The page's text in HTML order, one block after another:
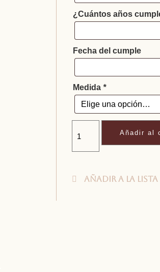
¿Cuántos años
Fecha del cumple
Medida *
Añadir al
Añadir a la lista